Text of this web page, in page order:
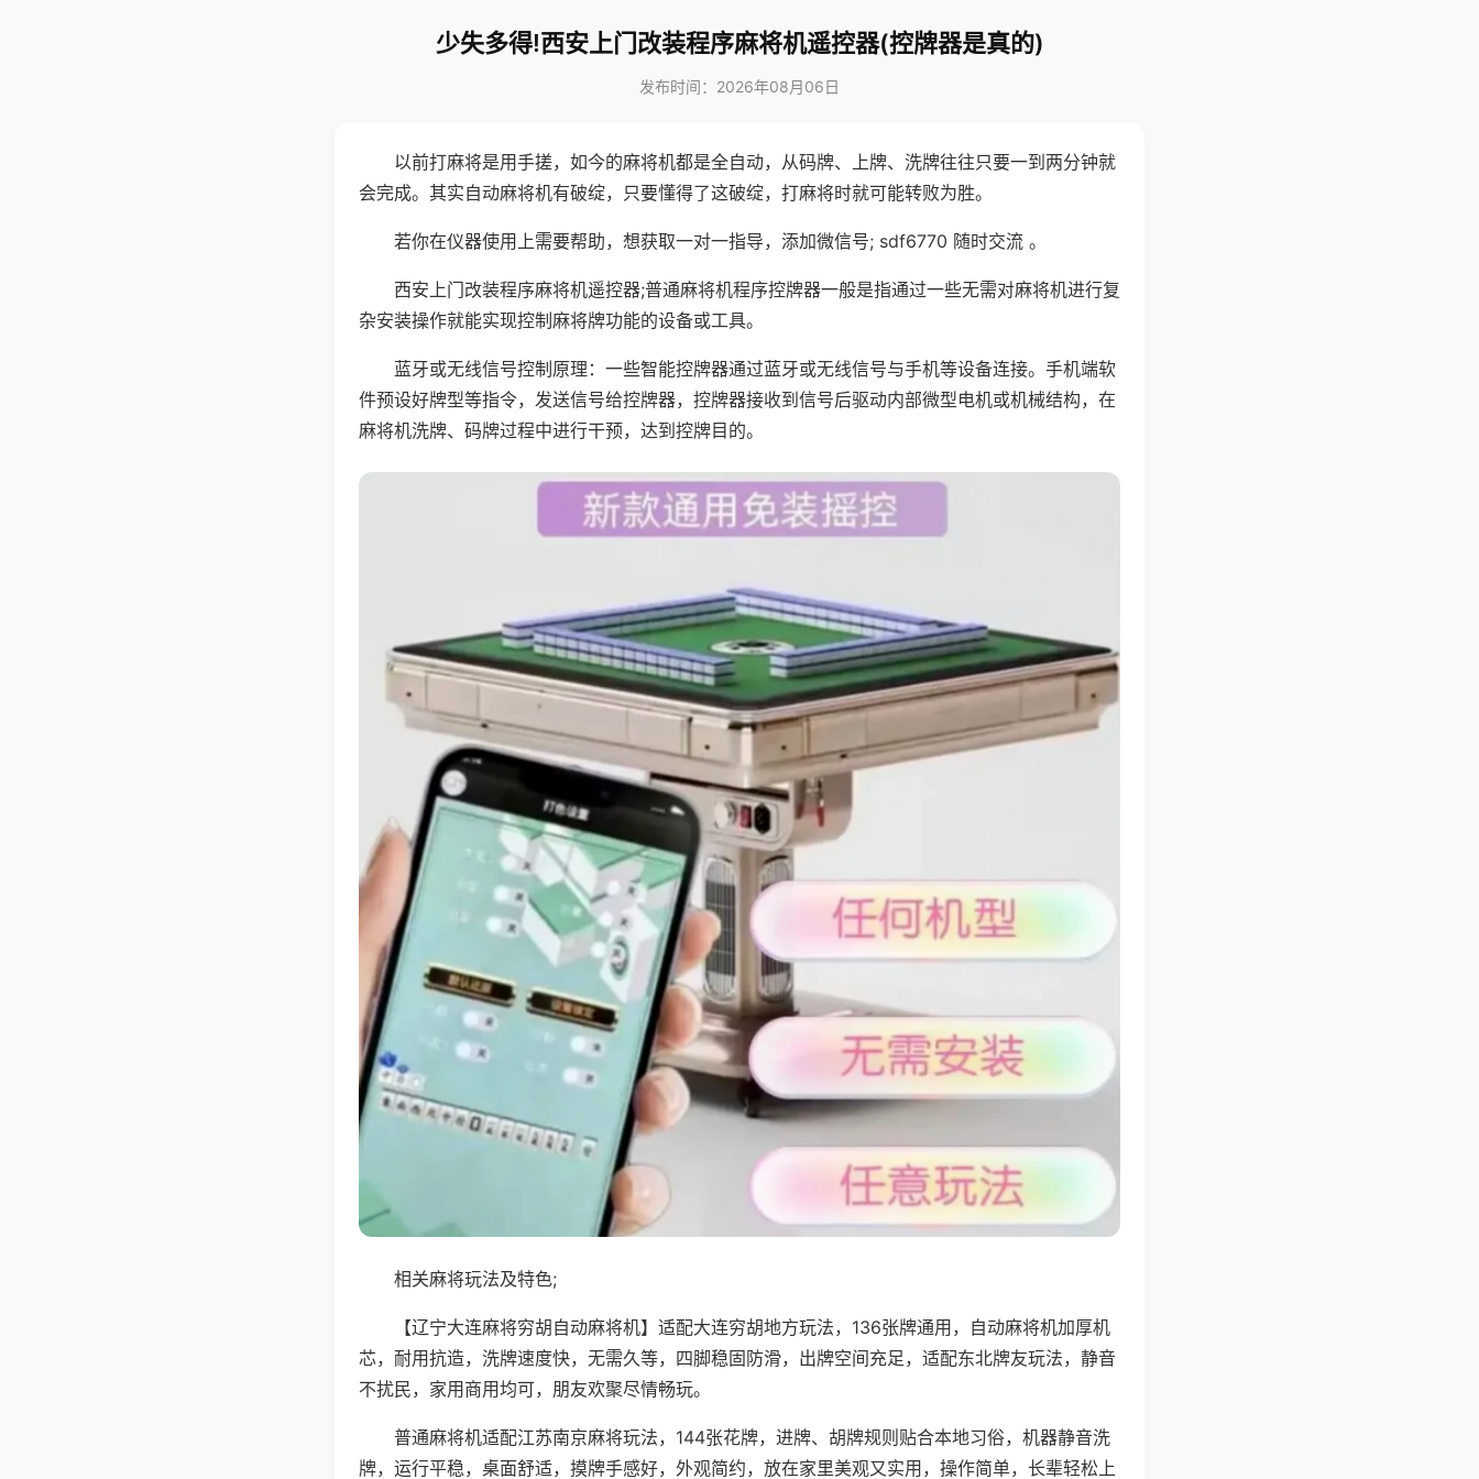
少失多得!西安上门改装程序麻将机遥控器(控牌器是真的)
发布时间：2026年08月06日
以前打麻将是用手搓，如今的麻将机都是全自动，从码牌、上牌、洗牌往往只要一到两分钟就
会完成。其实自动麻将机有破绽，只要懂得了这破绽，打麻将时就可能转败为胜。
若你在仪器使用上需要帮助，想获取一对一指导，添加微信号; sdf6770 随时交流 。
西安上门改装程序麻将机遥控器;普通麻将机程序控牌器一般是指通过一些无需对麻将机进行复
杂安装操作就能实现控制麻将牌功能的设备或工具。
蓝牙或无线信号控制原理：一些智能控牌器通过蓝牙或无线信号与手机等设备连接。手机端软
件预设好牌型等指令，发送信号给控牌器，控牌器接收到信号后驱动内部微型电机或机械结构，在
麻将机洗牌、码牌过程中进行干预，达到控牌目的。
相关麻将玩法及特色;
【辽宁大连麻将穷胡自动麻将机】适配大连穷胡地方玩法，136张牌通用，自动麻将机加厚机
芯，耐用抗造，洗牌速度快，无需久等，四脚稳固防滑，出牌空间充足，适配东北牌友玩法，静音
不扰民，家用商用均可，朋友欢聚尽情畅玩。
普通麻将机适配江苏南京麻将玩法，144张花牌，进牌、胡牌规则贴合本地习俗，机器静音洗
牌，运行平稳，桌面舒适，摸牌手感好，外观简约，放在家里美观又实用，操作简单，长辈轻松上